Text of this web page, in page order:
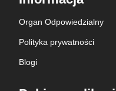
Organ Odpowiedzialny
Polityka prywatności
Blogi